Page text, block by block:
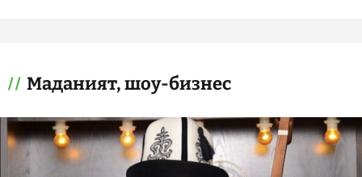
Маданият, шоу-бизнес